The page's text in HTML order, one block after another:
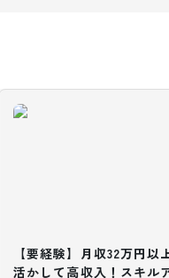
【要経験】月収32万円
活かして高収入！スキル